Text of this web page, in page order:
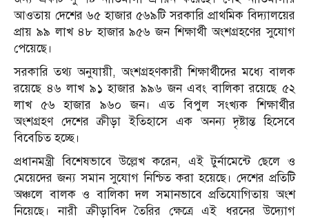
আওতায় দেশের ৬৫ হাজার ৫৬৯টি সরকারি প্রাথমিক বিদ্যালয়ের
প্রায় ৯৯ লাখ ৪৮ হাজার ৯৫৬ জন শিক্ষার্থী অংশগ্রহণের সুযোগ
পেয়েছে।
সরকারি তথ্য অনুযায়ী, অংশগ্রহণকারী শিক্ষার্থীদের মধ্যে বালক
রয়েছে ৪৬ লাখ ৯১ হাজার ৯৯৬ জন এবং বালিকা রয়েছে ৫২
লাখ ৫৬ হাজার ৯৬০ জন। এত বিপুল সংখ্যক শিক্ষার্থীর
অংশগ্রহণ দেশের ক্রীড়া ইতিহাসে এক অনন্য দৃষ্টান্ত হিসেবে
বিবেচিত হচ্ছে।
প্রধানমন্ত্রী বিশেষভাবে উল্লেখ করেন, এই টুর্নামেন্টে ছেলে ও
মেয়েদের জন্য সমান সুযোগ নিশ্চিত করা হয়েছে। দেশের প্রতিটি
অঞ্চলে বালক ও বালিকা দল সমানভাবে প্রতিযোগিতায় অংশ
নিয়েছে। নারী ক্রীড়াবিদ তৈরির ক্ষেত্রে এই ধরনের উদ্যোগ